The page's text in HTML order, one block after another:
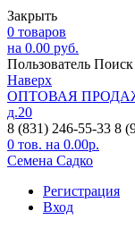
Закрыть
0 товаров
на 0.00 руб.
Пользователь Поиск
Наверх
ОПТОВАЯ
д.20
8 (831) 246-55-33 8
0 тов. на 0.00р.
Семена Садко
Регистрация
Вход